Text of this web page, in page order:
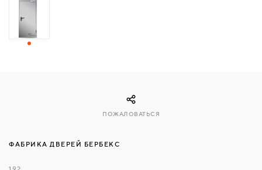
СВЯЗАТЬСЯ
ФАБРИКА ДВЕРЕЙ БЕРБЕКС
ПОЖАЛОВАТЬСЯ